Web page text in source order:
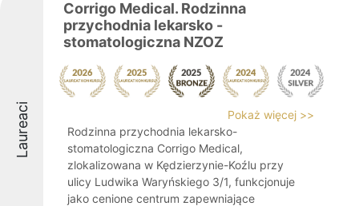
Laureaci
Corrigo Medical. Rodzinna
przychodnia lekarsko -
stomatologiczna NZOZ
Pokaż więcej >>
Rodzinna przychodnia lekarsko-
stomatologiczna Corrigo Medical,
zlokalizowana w Kędzierzynie-Koźlu przy
ulicy Ludwika Waryńskiego 3/1, funkcjonuje
jako cenione centrum zapewniające